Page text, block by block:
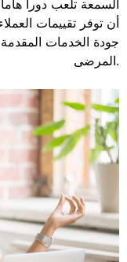
السمعة تلعب دوراً
أن توفر تقييمات
جودة الخدمات
المرضى.